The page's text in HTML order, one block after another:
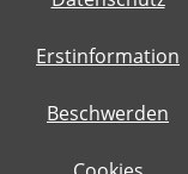
Erstinformation
Beschwerden